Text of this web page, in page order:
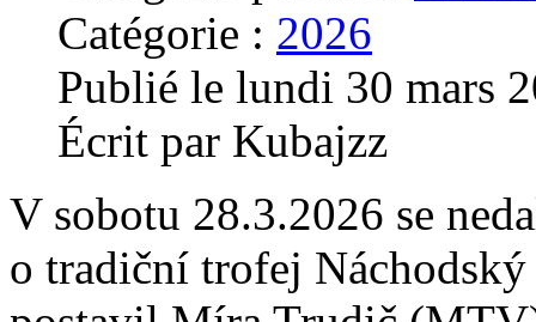
Catégorie : 2026
Publié le lundi 30 mars
Écrit par Kubajzz
V sobotu 28.3.2026 se
o tradiční trofej